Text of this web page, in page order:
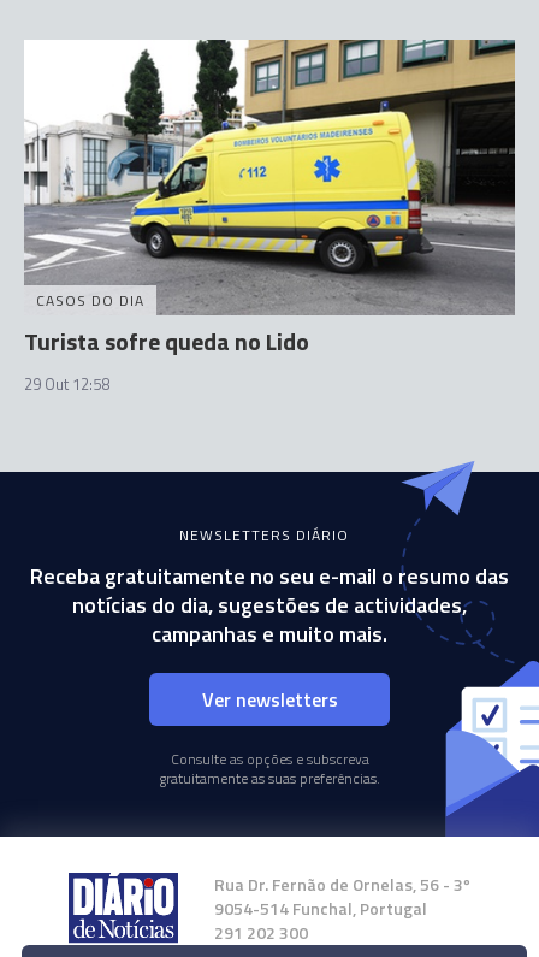
CASOS DO DIA
Turista sofre queda no Lido
29 Out 12:58
NEWSLETTERS DIÁRIO
Receba gratuitamente no seu e-mail o resumo das
notícias do dia, sugestões de actividades,
campanhas e muito mais.
Ver newsletters
Consulte as opções e subscreva
gratuitamente as suas preferências.
Rua Dr. Fernão de Ornelas, 56 - 3º
9054-514 Funchal, Portugal
291 202 300